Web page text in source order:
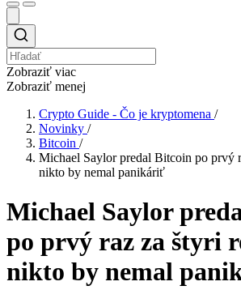
Zobraziť viac
Zobraziť menej
Crypto Guide - Čo je kryptomena /
Novinky /
Bitcoin /
Michael Saylor predal Bitcoin po prvý
nikto by nemal panikáriť
Michael Saylor
po prvý raz za štyri
nikto by nemal